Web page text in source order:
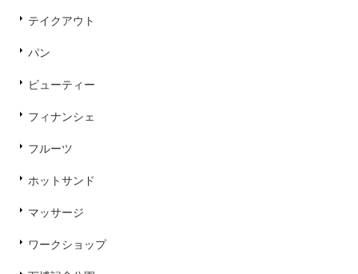
テイクアウト
パン
ビューティー
フィナンシェ
フルーツ
ホットサンド
マッサージ
ワークショップ